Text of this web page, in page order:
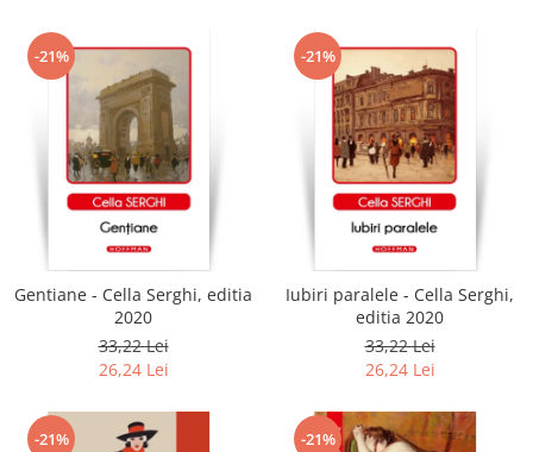
-21%
Gentiane - Cella Serghi, editia
2020
33,22 Lei
26,24 Lei
-21%
Iubiri paralele - Cella Serghi,
editia 2020
33,22 Lei
26,24 Lei
-21% -21%